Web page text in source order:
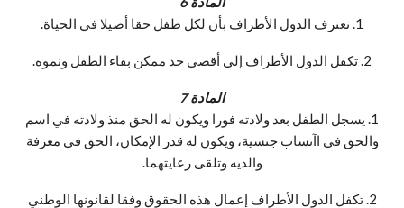
1. تعترف الدول الأطراف بأن لكل طفل حقا أصيلا في الحياة.
2. تكفل الدول الأطراف إلى أقصى حد ممكن بقاء الطفل ونموه.
المادة 7
1. يسجل الطفل بعد ولادته فورا ويكون له الحق منذ ولادته في اسم
والحق في اآتساب جنسية، ويكون له قدر الإمكان، الحق في معرفة
والديه وتلقى رعايتهما.
2. تكفل الدول الأطراف إعمال هذه الحقوق وفقا لقانونها الوطني